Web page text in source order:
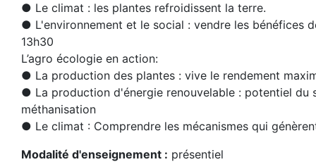
● Le climat : les plantes refroidissent la terre.
● L'environnement et le social : vendre les bénéfices
13h30
L’agro écologie en action:
● La production des plantes : vive le rendement
● La production d'énergie renouvelable : potentiel du
méthanisation
● Le climat : Comprendre les mécanismes qui
Modalité d'enseignement : présentiel